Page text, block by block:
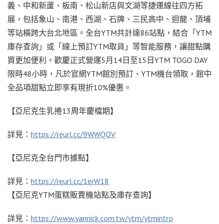
義、中和新蘆、板南、松山新店與文湖等捷運線往四方拓
展，包括象山、南港、西湖、石牌、三民高中、迴龍、頂埔
等站橫跨大台北地區。全台YTM共計達86站點，結合「YTM
庫存查詢」或「線上預訂YTM取貨」等智能服務，讓甜點購
買更加便利。歡慶正式營運5月14日至15日YTM TOGO DAY
限時48小時，凡於官網YTM館別預訂、YTM機台領取，館中
全品項甜點立即享有現折10%優惠。
【亞尼克生乳捲13周年慶檔期】
詳見： https://reurl.cc/9WWQOV
【亞尼克全台門市據點】
詳見： https://reurl.cc/1erW18
【亞尼克YTM蛋糕販賣機站點及庫存查詢】
詳見： https://www.yannick.com.tw/ytm/ytmintro